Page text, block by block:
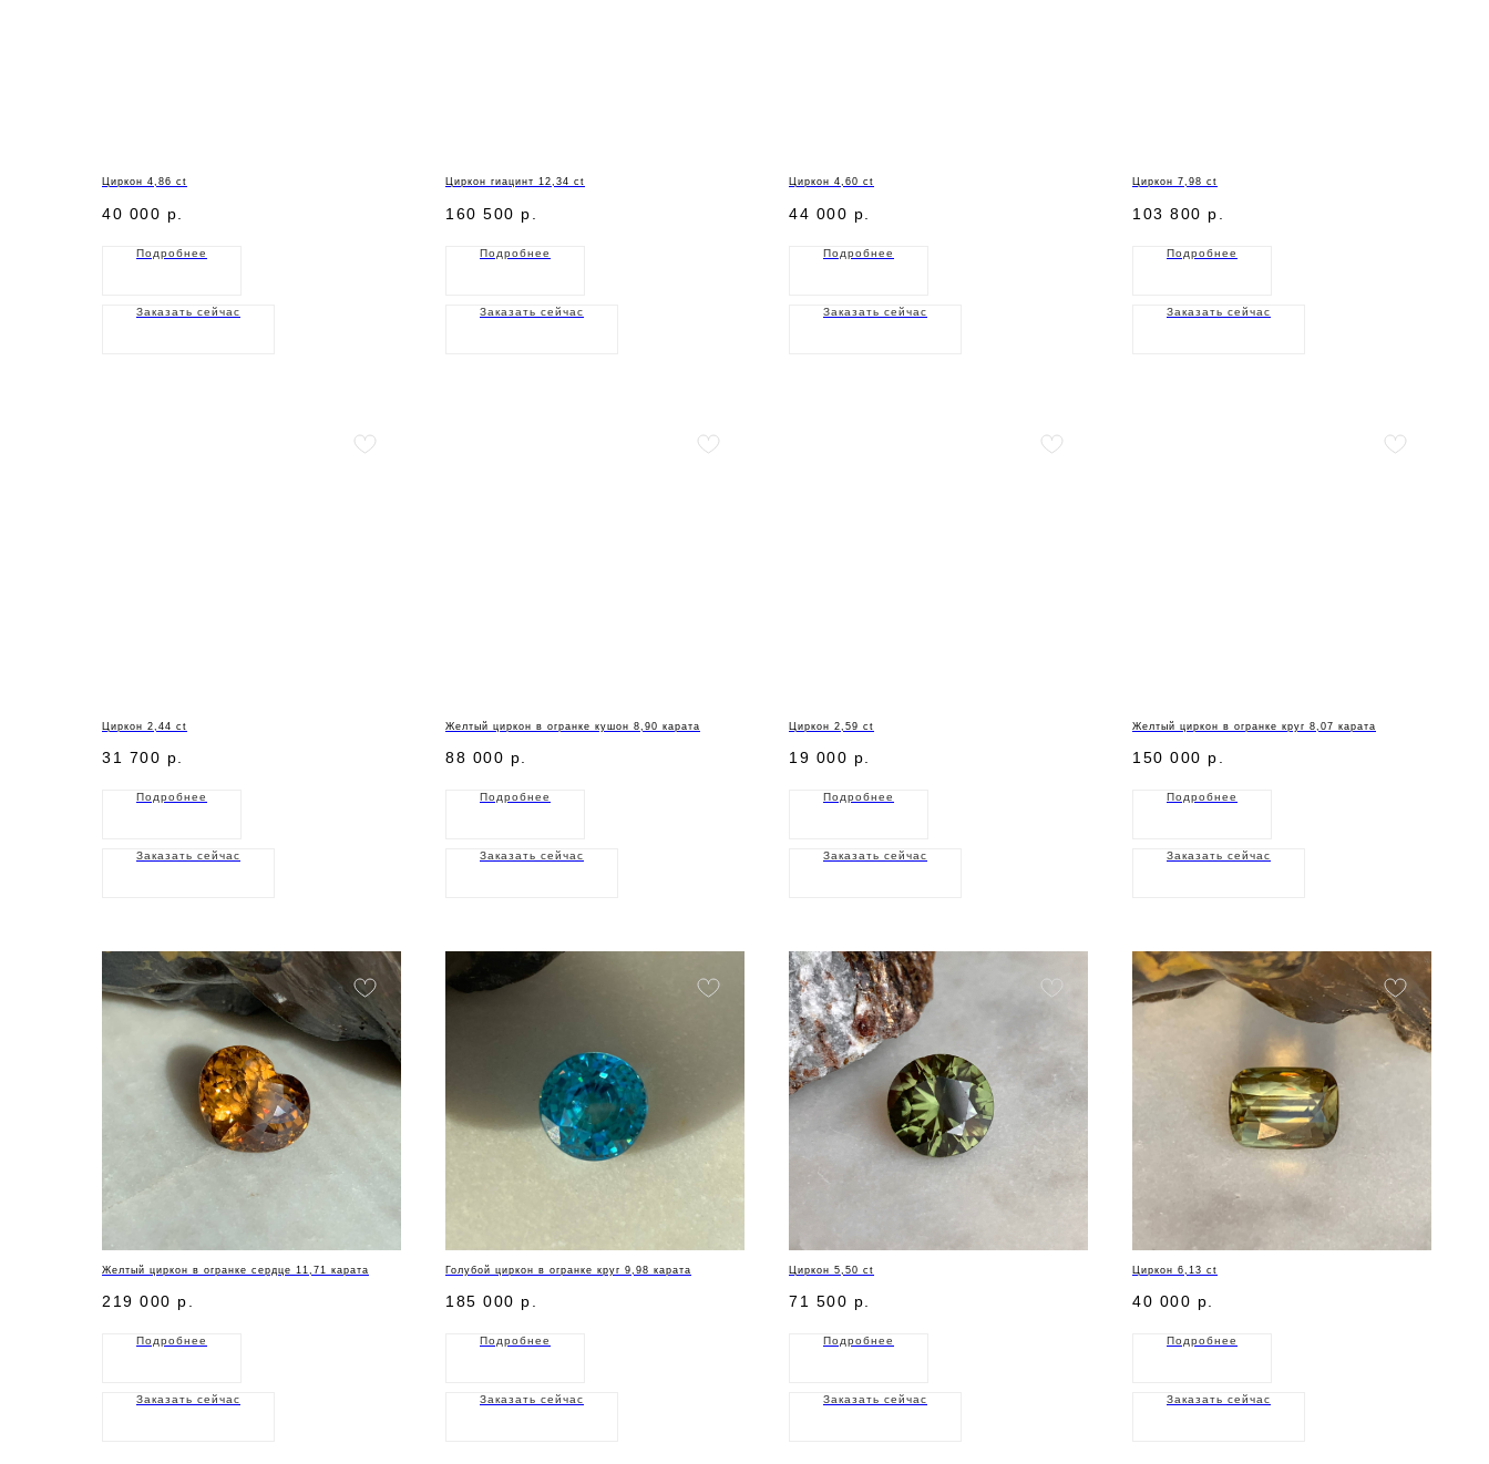
Циркон 4,86 ct
40 000 р.
Подробнее
Заказать сейчас
Циркон гиацинт 12,34 ct
160 500 р.
Подробнее
Заказать сейчас
Циркон 4,60 ct
44 000 р.
Подробнее
Заказать сейчас
Циркон 7,98 ct
103 800 р.
Подробнее
Заказать сейчас
Циркон 2,44 ct
31 700 р.
Подробнее
Заказать сейчас
Желтый циркон в огранке кушон 8,90 карата
88 000 р.
Подробнее
Заказать сейчас
Циркон 2,59 ct
19 000 р.
Подробнее
Заказать сейчас
Желтый циркон в огранке круг 8,07 карата
150 000 р.
Подробнее
Заказать сейчас
Желтый циркон в огранке сердце 11,71 карата
219 000 р.
Подробнее
Заказать сейчас
Голубой циркон в огранке круг 9,98 карата
185 000 р.
Подробнее
Заказать сейчас
Циркон 5,50 ct
71 500 р.
Подробнее
Заказать сейчас
Циркон 6,13 ct
40 000 р.
Подробнее
Заказать сейчас